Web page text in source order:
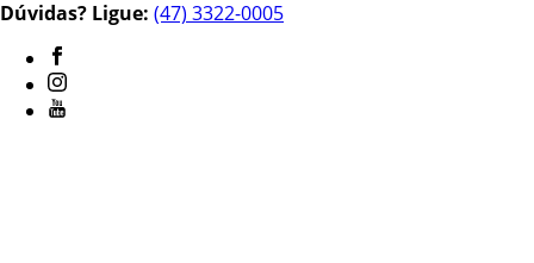
Dúvidas? Ligue: (47) 3322-0005